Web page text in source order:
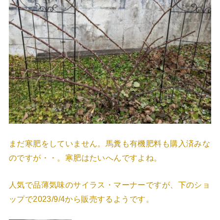
まだ寒肥をしていません。馬糞も有機肥料も購入済みな
のですが・・。寒肥はたいへんですよね。
人気で品薄気味のサイラス・マーナーですが、下のショ
ップで2023/9/4から販売するようです。